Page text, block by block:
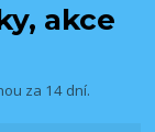
akce
za 14 dní.